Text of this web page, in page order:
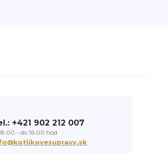
+421 902 212 007
- do 16:00 hod